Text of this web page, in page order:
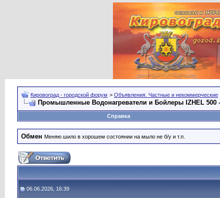
Кировоград - городской форум > Объявления. Частные и некоммерческие
Промышленные Водонагреватели и Бойлеры IZHEL 500
Справка
Обмен Меняю шило в хорошем состоянии на мыло не б/у и т.п.
06.06.2026, 16:39